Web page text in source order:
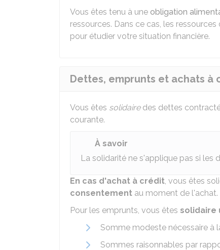
Vous êtes tenu à une obligation
ressources. Dans ce cas, les
pour étudier votre situation financière.
Dettes, emprunts et achats à
Vous êtes solidairedes dettes
courante.
À savoir
La solidarité ne s'applique pas si les
En cas d'achat à crédit, vous êtes
consentement au moment de l'achat.
Pour les emprunts, vous êtes solidaire
Somme modeste nécessaire à
Sommes raisonnables par